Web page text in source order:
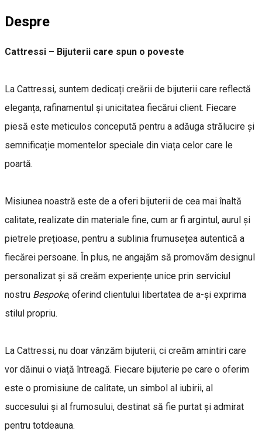
Despre
Cattressi – Bijuterii care spun o poveste
La Cattressi, suntem dedicați creării de bijuterii care reflectă
eleganța, rafinamentul și unicitatea fiecărui client. Fiecare
piesă este meticulos concepută pentru a adăuga strălucire și
semnificație momentelor speciale din viața celor care le
poartă.
Misiunea noastră este de a oferi bijuterii de cea mai înaltă
calitate, realizate din materiale fine, cum ar fi argintul, aurul și
pietrele prețioase, pentru a sublinia frumusețea autentică a
fiecărei persoane. În plus, ne angajăm să promovăm designul
personalizat și să creăm experiențe unice prin serviciul
nostru Bespoke, oferind clientului libertatea de a-și exprima
stilul propriu.
La Cattressi, nu doar vânzăm bijuterii, ci creăm amintiri care
vor dăinui o viață întreagă. Fiecare bijuterie pe care o oferim
este o promisiune de calitate, un simbol al iubirii, al
succesului și al frumosului, destinat să fie purtat și admirat
pentru totdeauna.